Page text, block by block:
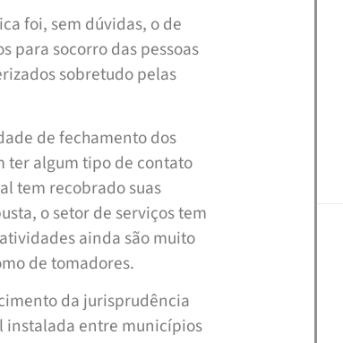
foi, sem dúvidas, o de
para socorro das pessoas
sobretudo pelas
de fechamento dos
ter algum tipo de contato
tem recobrado suas
o setor de serviços tem
ainda são muito
de tomadores.
da jurisprudência
instalada entre municípios